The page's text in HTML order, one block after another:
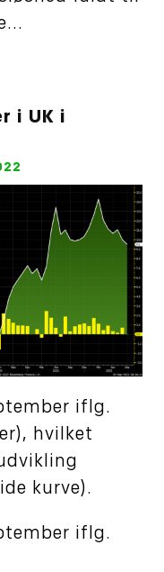
i UK i
iflg.
hvilket
kurve).
iflg.